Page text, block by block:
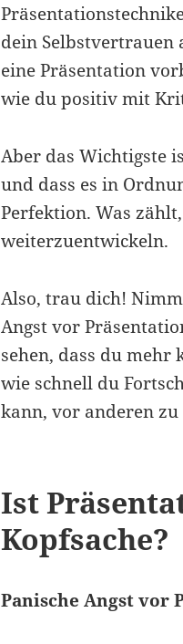
dein
eine Präsentation
wie du positiv mit
Aber das Wichtigste
und dass es in
Perfektion. Was
weiterzuentwickeln.
Also, trau dich!
Angst vor
sehen, dass du
wie schnell du
kann, vor anderen
Ist
Kopfsache?
Panische Angst vor